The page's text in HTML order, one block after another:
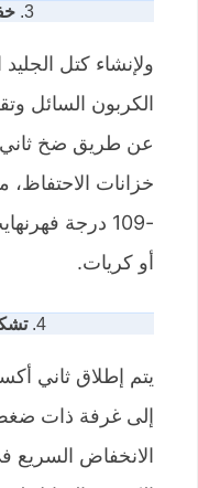
3.
ولإنشاء كتل
الكربون السائل
عن طريق ضخ ثاني
خزانات الاحتفاظ،
-109 درجة
أو كريات.
4.
يتم إطلاق ثاني
إلى غرفة ذات
الانخفاض